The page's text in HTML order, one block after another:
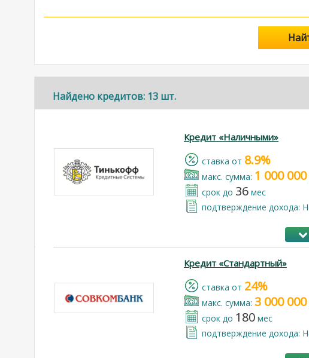
Найдено кредитов: 13 шт.
Кредит «Наличными»
cтавка от 8.9%
макс. сумма: 1 000 000
срок до 36 мес
подтверждение дохода:
Кредит «Стандартный»
cтавка от 24%
макс. сумма: 3 000 000
срок до 180 мес
подтверждение дохода: